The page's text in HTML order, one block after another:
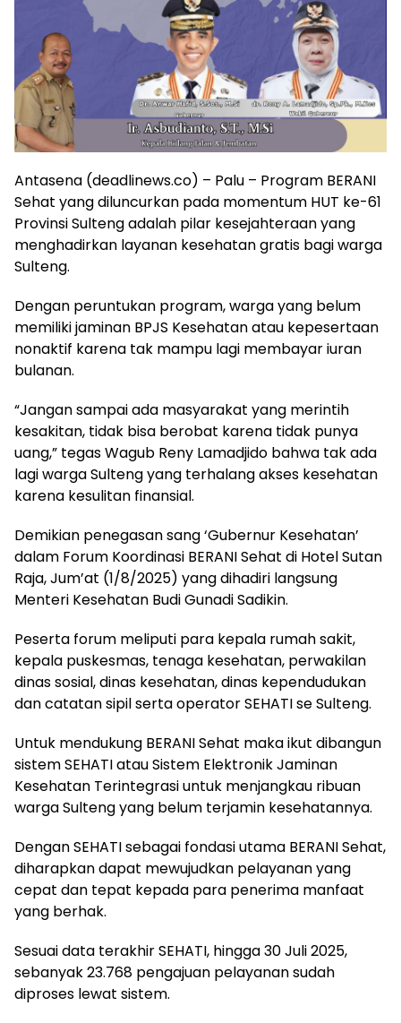
Antasena (deadlinews.co) – Palu – Program BERANI
Sehat yang diluncurkan pada momentum HUT ke-61
Provinsi Sulteng adalah pilar kesejahteraan yang
menghadirkan layanan kesehatan gratis bagi warga
Sulteng.
Dengan peruntukan program, warga yang belum
memiliki jaminan BPJS Kesehatan atau kepesertaan
nonaktif karena tak mampu lagi membayar iuran
bulanan.
“Jangan sampai ada masyarakat yang merintih
kesakitan, tidak bisa berobat karena tidak punya
uang,” tegas Wagub Reny Lamadjido bahwa tak ada
lagi warga Sulteng yang terhalang akses kesehatan
karena kesulitan finansial.
Demikian penegasan sang ‘Gubernur Kesehatan’
dalam Forum Koordinasi BERANI Sehat di Hotel Sutan
Raja, Jum’at (1/8/2025) yang dihadiri langsung
Menteri Kesehatan Budi Gunadi Sadikin.
Peserta forum meliputi para kepala rumah sakit,
kepala puskesmas, tenaga kesehatan, perwakilan
dinas sosial, dinas kesehatan, dinas kependudukan
dan catatan sipil serta operator SEHATI se Sulteng.
Untuk mendukung BERANI Sehat maka ikut dibangun
sistem SEHATI atau Sistem Elektronik Jaminan
Kesehatan Terintegrasi untuk menjangkau ribuan
warga Sulteng yang belum terjamin kesehatannya.
Dengan SEHATI sebagai fondasi utama BERANI Sehat,
diharapkan dapat mewujudkan pelayanan yang
cepat dan tepat kepada para penerima manfaat
yang berhak.
Sesuai data terakhir SEHATI, hingga 30 Juli 2025,
sebanyak 23.768 pengajuan pelayanan sudah
diproses lewat sistem.